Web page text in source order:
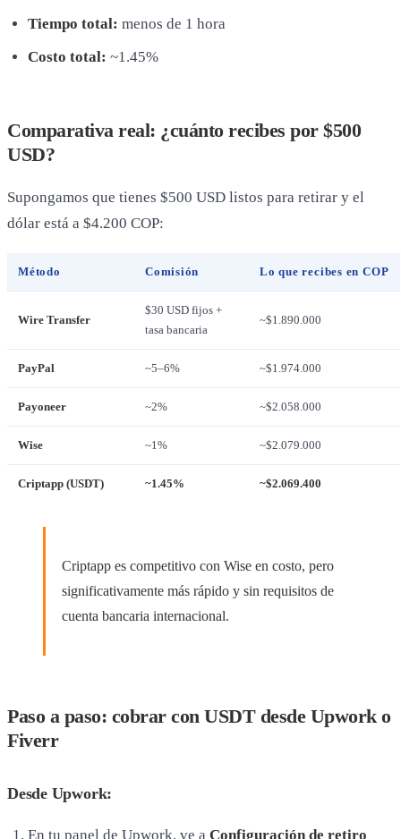
Tiempo total: menos de 1 hora
Costo total: ~1.45%
Comparativa real: ¿cuánto recibes por $500
USD?
Supongamos que tienes $500 USD listos para retirar y el
dólar está a $4.200 COP:
Método Comisión Lo que recibes en COP
Wire Transfer
$30 USD fijos +
tasa bancaria
~$1.890.000
PayPal ~5–6% ~$1.974.000
Payoneer ~2% ~$2.058.000
Wise ~1% ~$2.079.000
Criptapp (USDT) ~1.45% ~$2.069.400
Criptapp es competitivo con Wise en costo, pero
significativamente más rápido y sin requisitos de
cuenta bancaria internacional.
Paso a paso: cobrar con USDT desde Upwork o
Fiverr
Desde Upwork:
En tu panel de Upwork, ve a Configuración de retiro